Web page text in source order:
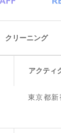
クリーニング
アクティ
東京都